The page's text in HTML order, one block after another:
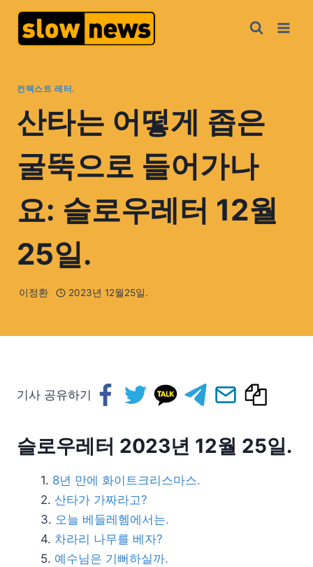
컨텍스트 레터.
산타는 어떻게 좁은
굴뚝으로 들어가나
요: 슬로우레터 12월
25일.
이정환 2023년 12월25일.
기사 공유하기
슬로우레터 2023년 12월 25일.
8년 만에 화이트크리스마스.
산타가 가짜라고?
오늘 베들레헴에서는.
차라리 나무를 베자?
예수님은 기뻐하실까.